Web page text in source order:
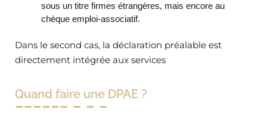
sous un titre firmes étrangères, mais encore au
chèque emploi-associatif.
Dans le second cas, la déclaration préalable est
directement intégrée aux services
Quand faire une DPAE ?